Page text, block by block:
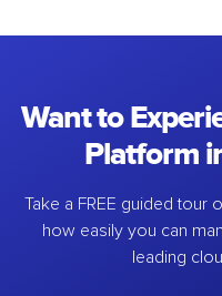
Want to
Platform
Take a FREE guided tour
how easily you can
leading